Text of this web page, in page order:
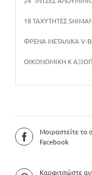
18 ΤΑΧΥΤΗΤΕΣ
ΦΡΕΝΑ ΜΕΤΑΛΙΚΑ V-
ΟΙΚΟΝΟΜΙΚΗ Κ
Μοιραστείτε το
Facebook
Καρφιτσώστε